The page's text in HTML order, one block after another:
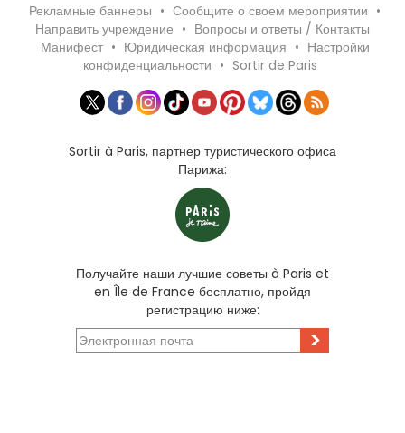
Рекламные баннеры • Сообщите о своем мероприятии •
Направить учреждение • Вопросы и ответы / Контакты
Манифест • Юридическая информация • Настройки
конфиденциальности • Sortir de Paris
Sortir à Paris, партнер туристического офиса
Парижа:
Получайте наши лучшие советы à Paris et
en Île de France бесплатно, пройдя
регистрацию ниже:
>